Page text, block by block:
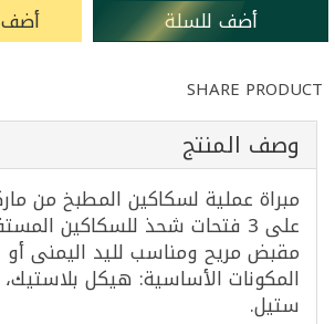
أضف للسلة أضف
SHARE PRODUCT
وصف المنتج
على 3 فتحات شحذ للسكاكين
مقبض مريح ومناسب لليد اليمنى أو
المكونات الأساسية: هيكل
ستيل.